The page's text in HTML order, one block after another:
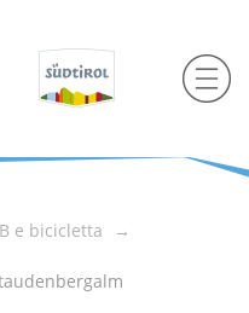
e bicicletta